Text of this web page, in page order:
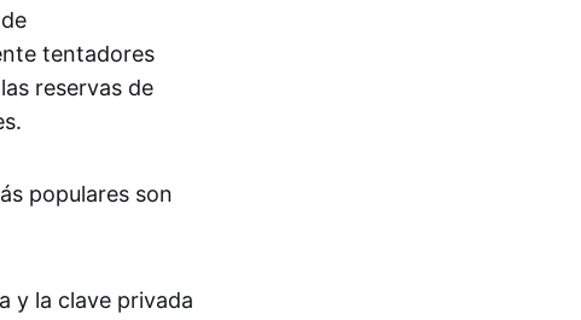
tentadores
reservas de
populares son
y la clave privada